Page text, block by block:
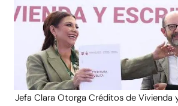
Jefa Clara Otorga Créditos de Vivienda